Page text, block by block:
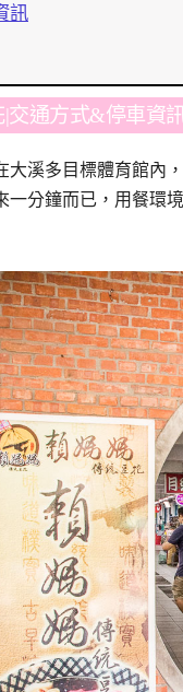
訊
交通方式&停車資
大溪多目標體育館內
一分鐘而已，用餐環